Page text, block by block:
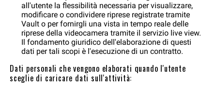
all'utente la flessibilità necessaria per visualizzare,
modificare o condividere riprese registrate tramite
Vault o per fornirgli una vista in tempo reale delle
riprese della videocamera tramite il servizio live view.
Il fondamento giuridico dell'elaborazione di questi
dati per tali scopi è l'esecuzione di un contratto.
Dati personali che vengono elaborati quando l'utente
sceglie di caricare dati sull'attività: